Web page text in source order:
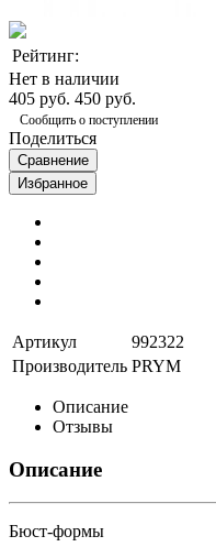
Рейтинг:
Нет в наличии
405 руб. 450 руб.
Сообщить о поступлении
Поделиться
Сравнение
Избранное
Артикул
992322
Производитель PRYM
Описание
Отзывы
Описание
Бюст-формы